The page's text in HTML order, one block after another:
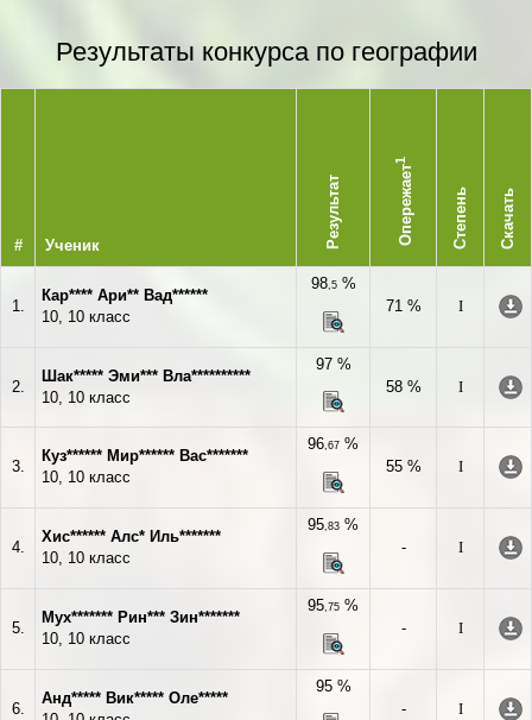
Результаты конкурса по географии
# Ученик Результат Опережает
1
Степень Скачать
1.
Кар**** Ари** Вад******
10, 10 класс
98,5%
71 %
I
2.
Шак***** Эми*** Вла**********
10, 10 класс
97 %
58 %
I
3.
Куз****** Мир****** Вас*******
10, 10 класс
96,67 %
55 %
I
4.
Хис****** Алс* Иль*******
10, 10 класс
95,83 %
-
I
5.
Мух******* Рин*** Зин*******
10, 10 класс
95,75 %
-
I
6.
Анд***** Вик***** Оле*****
95 %
-
I